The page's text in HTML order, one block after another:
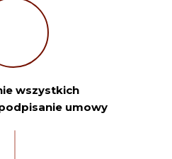
wszystkich
umowy